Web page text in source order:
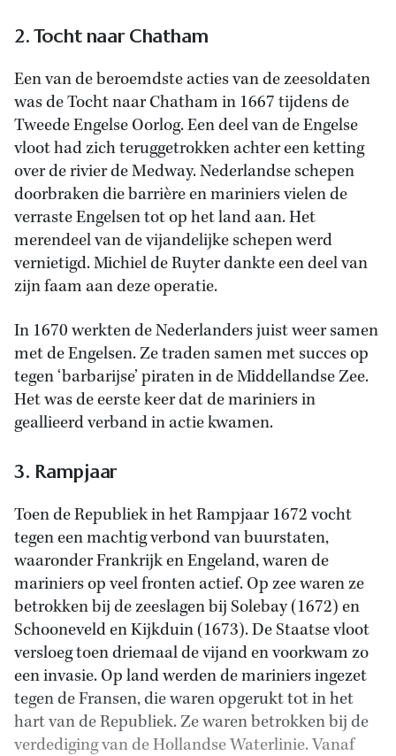
2. Tocht naar Chatham
Een van de beroemdste acties van de zeesoldaten
was de Tocht naar Chatham in 1667 tijdens de
Tweede Engelse Oorlog. Een deel van de Engelse
vloot had zich teruggetrokken achter een ketting
over de rivier de Medway. Nederlandse schepen
doorbraken die barrière en mariniers vielen de
verraste Engelsen tot op het land aan. Het
merendeel van de vijandelijke schepen werd
vernietigd. Michiel de Ruyter dankte een deel van
zijn faam aan deze operatie.
In 1670 werkten de Nederlanders juist weer samen
met de Engelsen. Ze traden samen met succes op
tegen ‘barbarijse’ piraten in de Middellandse Zee.
Het was de eerste keer dat de mariniers in
geallieerd verband in actie kwamen.
3. Rampjaar
Toen de Republiek in het Rampjaar 1672 vocht
tegen een machtig verbond van buurstaten,
waaronder Frankrijk en Engeland, waren de
mariniers op veel fronten actief. Op zee waren ze
betrokken bij de zeeslagen bij Solebay (1672) en
Schooneveld en Kijkduin (1673). De Staatse vloot
versloeg toen driemaal de vijand en voorkwam zo
een invasie. Op land werden de mariniers ingezet
tegen de Fransen, die waren opgerukt tot in het
hart van de Republiek. Ze waren betrokken bij de
verdediging van de Hollandse Waterlinie. Vanaf